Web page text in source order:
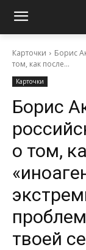
Карточки
Борис
том, как после...
Карточки
Борис
о том,
твоей